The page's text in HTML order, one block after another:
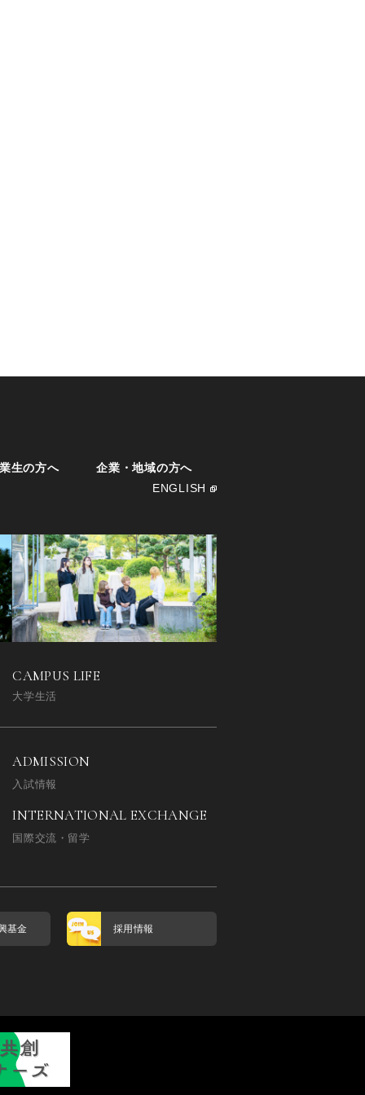
生の方へ
企業・地域の方へ
ENGLISH
CAMPUS LIFE
大学生活
ADMISSION
入試情報
INTERNATIONAL EXCHANGE
国際交流・留学
基金 採用情報